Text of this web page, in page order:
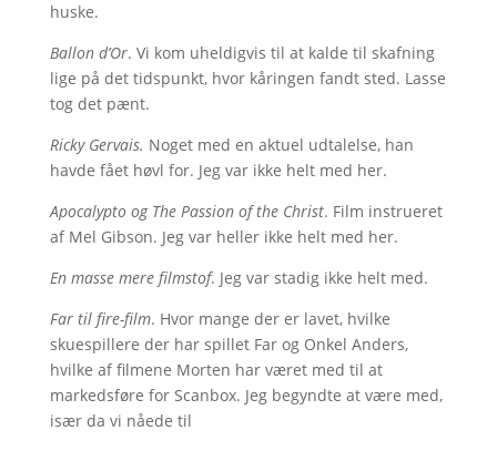
huske.
Ballon d’Or. Vi kom uheldigvis til at kalde til skafning
lige på det tidspunkt, hvor kåringen fandt sted. Lasse
tog det pænt.
Ricky Gervais. Noget med en aktuel udtalelse, han
havde fået høvl for. Jeg var ikke helt med her.
Apocalypto og The Passion of the Christ. Film instrueret
af Mel Gibson. Jeg var heller ikke helt med her.
En masse mere filmstof. Jeg var stadig ikke helt med.
Far til fire-film. Hvor mange der er lavet, hvilke
skuespillere der har spillet Far og Onkel Anders,
hvilke af filmene Morten har været med til at
markedsføre for Scanbox. Jeg begyndte at være med,
især da vi nåede til